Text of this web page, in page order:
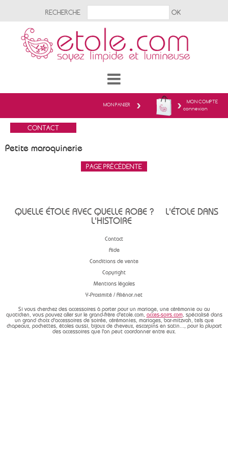
MON COMPTE
connexion
MON PANIER
RECHERCHE
Petite maroquinerie
QUELLE ÉTOLE AVEC QUELLE ROBE ?
L'ÉTOLE DANS
L'HISTOIRE
Contact
Aide
Conditions de vente
Copyright
Mentions légales
Y-Proximité / Aliénor.net
Si vous cherchez des accessoires à porter pour un mariage, une cérémonie ou au
quotidien, vous pouvez aller sur le grand-frère d'etole.com, acces-soirs.com, spécialisé dans
un grand choix d'accessoires de soirée, cérémonies, mariages, bar-mitzvah, tels que
chapeaux, pochettes, étoles aussi, bijoux de cheveux, escarpins en satin..., pour la plupart
des accessoires que l'on peut coordonner entre eux.